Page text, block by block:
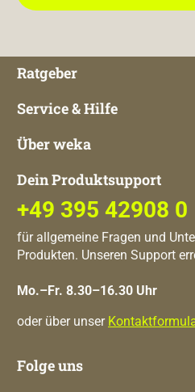
Ratgeber
Service & Hilfe
Über weka
Dein Produktsupport
+49 395 42908 0
für allgemeine Fragen und
Produkten. Unseren Support
Mo.–Fr. 8.30–16.30 Uhr
oder über unser
Folge uns